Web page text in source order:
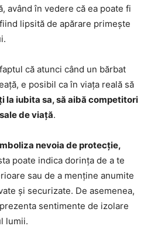
având în vedere că ea poate fi
lipsită de apărare primește
că atunci când un bărbat
e posibil ca în viața reală să
la iubita sa, să aibă competitori
de viață.
nevoia de protecție,
poate indica dorința de a te
sau de a menține anumite
și securizate. De asemenea,
sentimente de izolare
lumii.